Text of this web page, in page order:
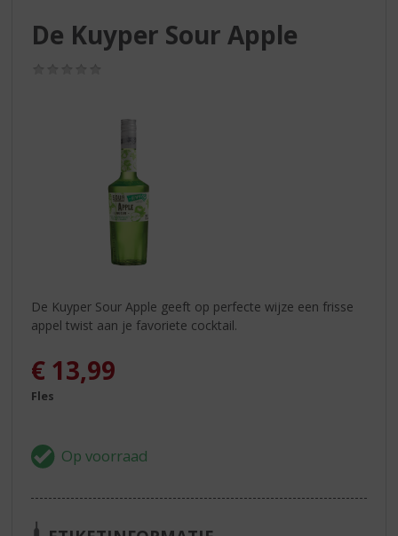
De Kuyper Sour Apple
De Kuyper Sour Apple geeft op perfecte wijze een frisse
appel twist aan je favoriete cocktail.
€ 13,99
Fles